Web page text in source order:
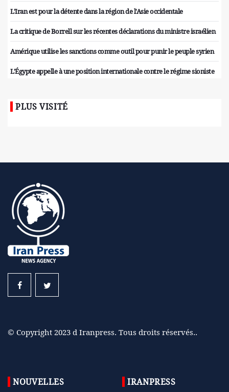
L'Iran est pour la détente dans la région de l'Asie occidentale
La critique de Borrell sur les récentes déclarations du ministre israélien
Amérique utilise les sanctions comme outil pour punir le peuple syrien
L'Égypte appelle à une position internationale contre le régime sioniste
PLUS VISITÉ
© Copyright 2023 d Iranpress. Tous droits réservés..
NOUVELLES IRANPRESS